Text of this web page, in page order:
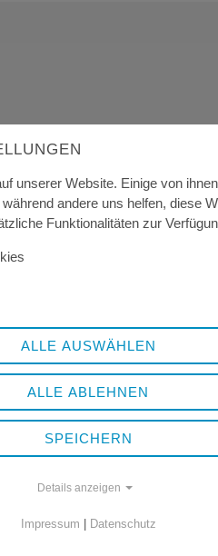
UND SOZIALES
unserer Website. Einige von
andere uns helfen, diese
Funktionalitäten zur
ALLE AUSWÄHLEN
ALLE ABLEHNEN
SPEICHERN
Details anzeigen
Impressum | Datenschutz